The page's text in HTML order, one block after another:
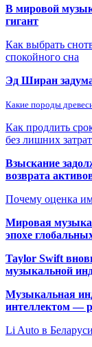
В мировой
гигант
Как выбрать
спокойного сна
Эд Ширан
Какие породы
Как продлить
без лишних затрат
Взыскание
возврата
Почему оценка
Мировая
эпохе
Taylor Swift
музыкальной
Музыкальная
интеллектом —
Li Auto в